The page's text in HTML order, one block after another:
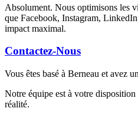
Absolument. Nous optimisons les
que Facebook, Instagram,
impact maximal.
Contactez-Nous
Vous êtes basé à Berneau et avez
Notre équipe est à votre
réalité.